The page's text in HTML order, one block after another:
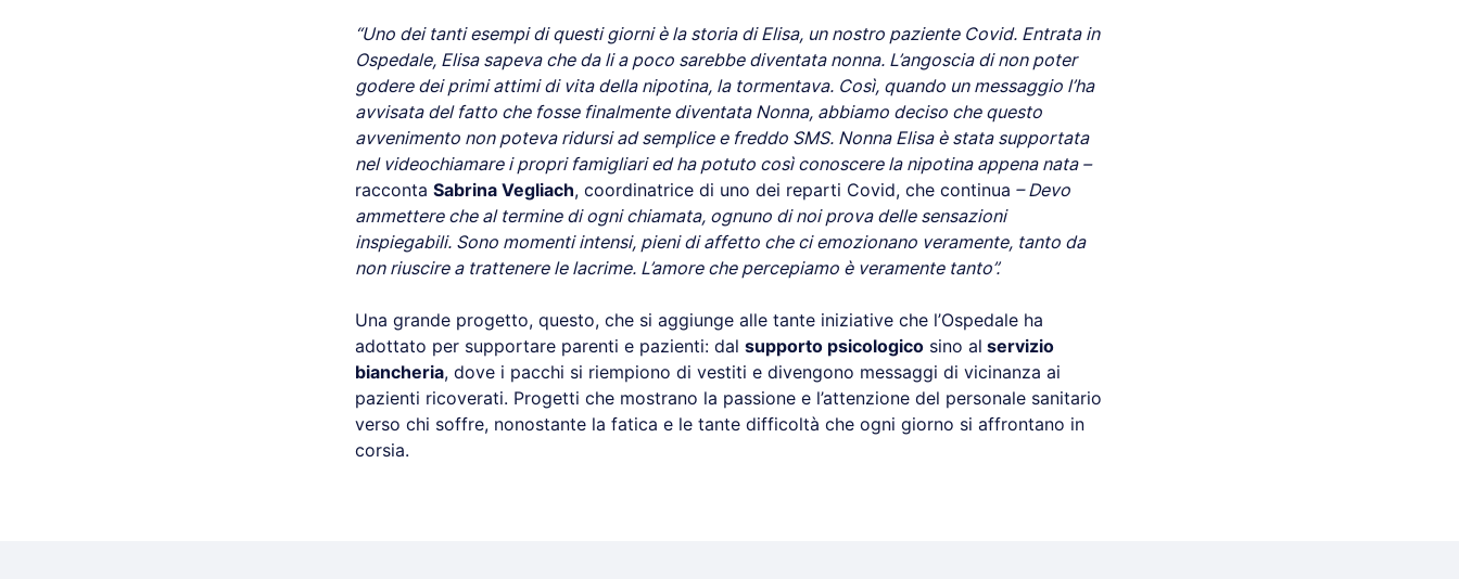
“Uno dei tanti esempi di questi giorni è la storia di Elisa, un nostro paziente Covid. Entrata in
Ospedale, Elisa sapeva che da li a poco sarebbe diventata nonna. L’angoscia di non poter
godere dei primi attimi di vita della nipotina, la tormentava. Così, quando un messaggio l’ha
avvisata del fatto che fosse finalmente diventata Nonna, abbiamo deciso che questo
avvenimento non poteva ridursi ad semplice e freddo SMS. Nonna Elisa è stata supportata
nel videochiamare i propri famigliari ed ha potuto così conoscere la nipotina appena nata –
racconta Sabrina Vegliach, coordinatrice di uno dei reparti Covid, che continua – Devo
ammettere che al termine di ogni chiamata, ognuno di noi prova delle sensazioni
inspiegabili. Sono momenti intensi, pieni di affetto che ci emozionano veramente, tanto da
non riuscire a trattenere le lacrime. L’amore che percepiamo è veramente tanto”.
Una grande progetto, questo, che si aggiunge alle tante iniziative che l’Ospedale ha
adottato per supportare parenti e pazienti: dal supporto psicologico sino al servizio
biancheria, dove i pacchi si riempiono di vestiti e divengono messaggi di vicinanza ai
pazienti ricoverati. Progetti che mostrano la passione e l’attenzione del personale sanitario
verso chi soffre, nonostante la fatica e le tante difficoltà che ogni giorno si affrontano in
corsia.